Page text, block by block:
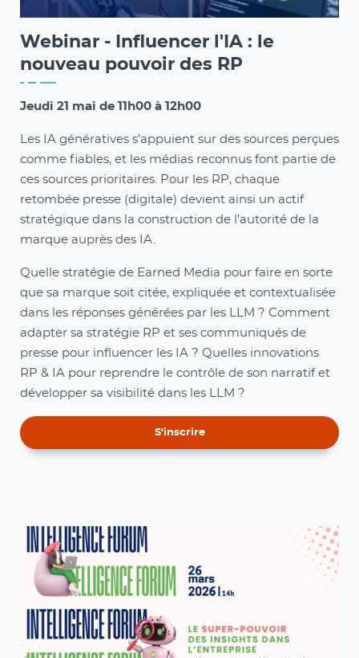
Webinar - Influencer l'IA : le
nouveau pouvoir des RP
Jeudi 21 mai de 11h00 à 12h00
Les IA génératives s’appuient sur des sources perçues
comme fiables, et les médias reconnus font partie de
ces sources prioritaires. Pour les RP, chaque
retombée presse (digitale) devient ainsi un actif
stratégique dans la construction de l’autorité de la
marque auprès des IA.
Quelle stratégie de Earned Media pour faire en sorte
que sa marque soit citée, expliquée et contextualisée
dans les réponses générées par les LLM ? Comment
adapter sa stratégie RP et ses communiqués de
presse pour influencer les IA ? Quelles innovations
RP & IA pour reprendre le contrôle de son narratif et
développer sa visibilité dans les LLM ?
S'inscrire